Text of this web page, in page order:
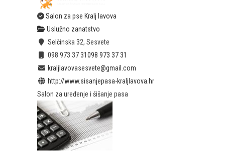
Salon za pse Kralj lavova
Uslužno zanatstvo
Selčinska 32, Sesvete
098 973 37 31098 973 37 31
kraljlavovasesvete@gmail.com
http://www.sisanjepasa-kraljlavova.hr
Salon za uređenje i šišanje pasa